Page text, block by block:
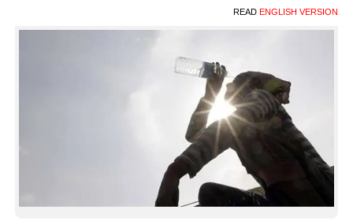
READ ENGLISH VERSION